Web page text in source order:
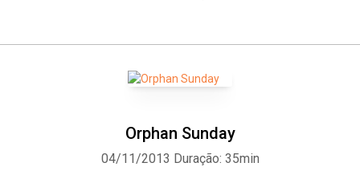
Orphan Sunday
04/11/2013 Duração: 35min